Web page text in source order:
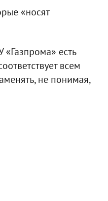
«носят
«Газпрома» есть
всем
не понимая,